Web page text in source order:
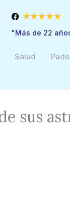
"Más de 22
Salud
sus